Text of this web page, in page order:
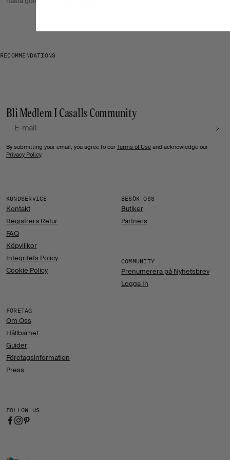
RECOMMENDATIONS
Bli Medlem I Casalls Community
E- post
By submitting your email, you agree to our Terms of Use and acknowledge our
Privacy Policy.
KUNDSERVICE
Kontakt
Registrera Retur
FAQ
Köpvillkor
Integritets Policy
Cookie Policy
FÖRETAG
Om Oss
Hållbarhet
Guider
Företagsinformation
Press
BESÖK OSS
Butiker
Partners
COMMUNITY
Prenumerera på Nyhetsbrev
Logga In
FOLLOW US